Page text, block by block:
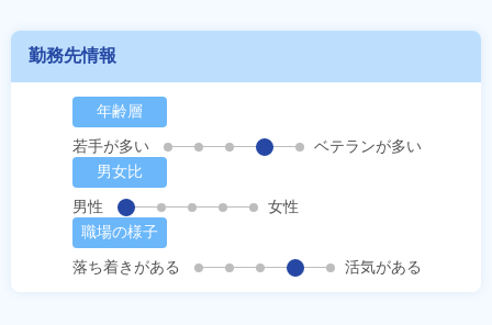
勤務先情報
年齢層
若手が多い
ベテランが多い
男女比
男性
女性
職場の様子
落ち着きがある
活気がある